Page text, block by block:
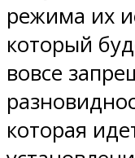
режима их
который
вовсе
которая